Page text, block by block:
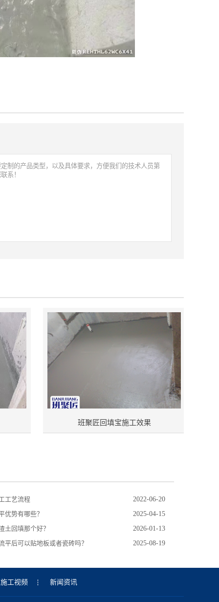
班聚匠回填宝施工效果
工艺流程
2022-06-20
优势有哪些？
2025-04-15
土回填那个好？
2026-01-13
平后可以贴地板或者瓷砖吗？
2025-08-19
施工视频 新闻资讯